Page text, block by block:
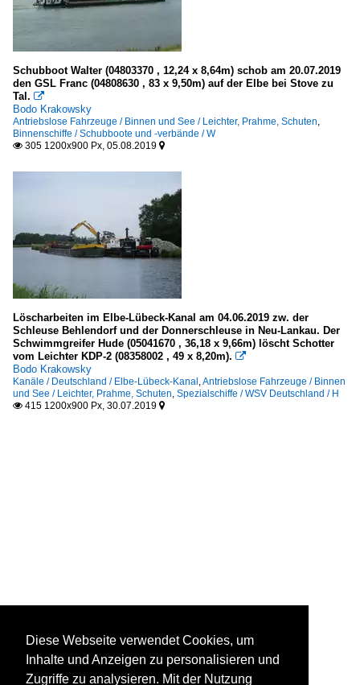
Schubboot Walter (04803370 , 12,24 x 8,64m) schob am 20.07.2019
den GSL Franc (04808630 , 83 x 9,50m) auf der Elbe bei Stove zu
Tal. 
Bodo Krakowsky
Antriebslose Fahrzeuge / Binnen und See / Leichter, Prahme, Schuten,
Binnenschiffe / Schubboote und -verbände / W
 305 1200x900 Px, 05.08.2019 
Löscharbeiten im Elbe-Lübeck-Kanal am 04.06.2019 zw. der
Schleuse Behlendorf und der Donnerschleuse in Neu-Lankau. Der
Schwimmgreifer Hude (05041670 , 36,18 x 9,66m) löscht Schotter
vom Leichter KDP-2 (08358002 , 49 x 8,20m). 
Bodo Krakowsky
Kanäle / Deutschland / Elbe-Lübeck-Kanal ,Antriebslose Fahrzeuge / Binnen
und See / Leichter, Prahme, Schuten, Spezialschiffe / WSV Deutschland / H
 415 1200x900 Px, 30.07.2019 
Diese Webseite verwendet Cookies, um
Inhalte und Anzeigen zu personalisieren und
Zugriffe zu analysieren. Mit der Nutzung